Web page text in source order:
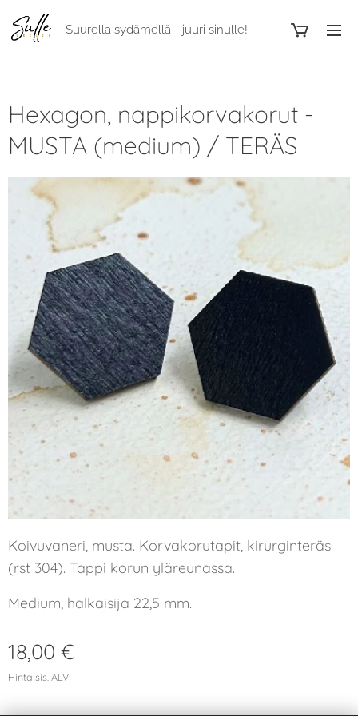
Suurella sydämellä - juuri sinulle!
Hexagon, nappikorvakorut -
MUSTA (medium) / TERÄS
Koivuvaneri, musta. Korvakorutapit, kirurginteräs
(rst 304). Tappi korun yläreunassa.
Medium, halkaisija 22,5 mm.
18,00 €
Hinta sis. ALV